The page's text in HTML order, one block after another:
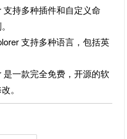
持多种插件和自定义命
支持多种语言，包括英
是一款完全免费，开源的软
。